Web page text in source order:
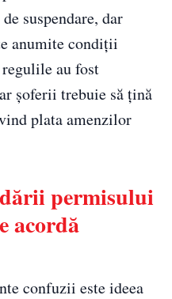
suspendare, dar
anumite condiții
au fost
șoferii trebuie să țină
plata amenzilor
permisului
acordă
confuzii este ideea